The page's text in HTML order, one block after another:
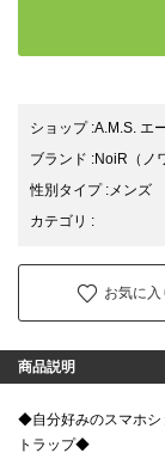
ショップ:A.M.S. エ
ブランド :NoiR （ノ
性別タイプ: メンズ
カテゴリ :
お気に
商品説明
◆自分好みのスマホシ
トラップ◆